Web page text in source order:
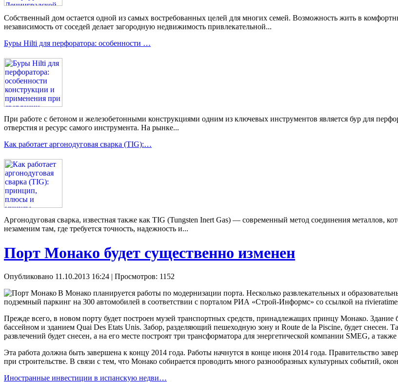
Собственный дом остается одной из самых востребованных целей для многих семей. Возможность жить в
независимость от соседей делает загородную недвижимость привлекательной...
Буры Hilti для перфоратора: особенности …
При работе с бетоном и железобетонными конструкциями одним из ключевых инструментов является бур для
отверстия и ресурс самого инструмента. На рынке...
Как работает аргонодуговая сварка (TIG):…
Аргонодуговая сварка, известная также как TIG (Tungsten Inert Gas) — современный метод соединения металлов,
незаменим там, где требуется точность, надежность и...
Порт Монако будет существенно изменен
Опубликовано 11.10.2013 16:24 | Просмотров: 1152
В Монако планируется работы по модернизации порта. Несколько развлекательных и
подземный паркинг на 300 автомобилей в соответствии с порталом РИА «Строй-Информс» со ссылкой на
Прежде всего, в новом порту будет построен музей транспортных средств, принадлежащих принцу Монако.
бассейном и зданием Quai Des Etats Unis. Забор, разделяющий пешеходную зону и Route de la Piscine, будет снесен.
развлечений будет снесен, а на его месте построят три трансформатора для энергетической компании SMEG, а
Эта работа должна быть завершена к концу 2014 года. Работы начнутся в конце июня 2014 года. Правительство
при строительстве. В связи с тем, что Монако собирается проводить много разнообразных культурных событий,
Иностранные инвестиции в испанскую недви…